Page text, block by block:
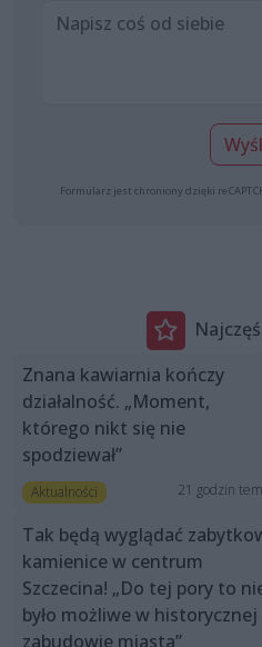
Formularz jest chroniony dzięki
Znana kawiarnia kończy
działalność. „Moment,
którego nikt się nie
spodziewał”
Aktualności 21 godzin
Tak będą wyglądać
kamienice w centrum
Szczecina! „Do tej pory to
było możliwe w historycznej
zabudowie miasta”